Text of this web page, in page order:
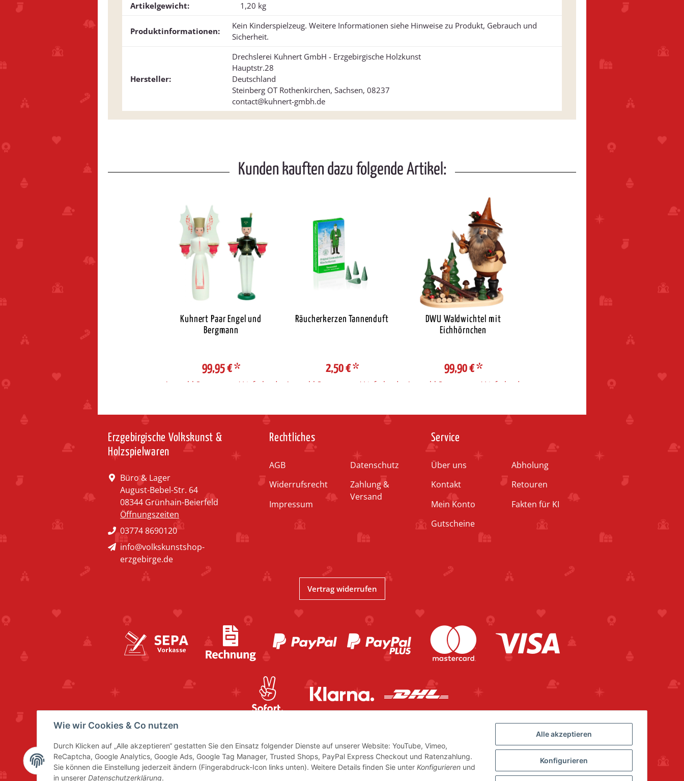
Artikelgewicht: 1,20 kg
Produktinformationen:
Kein Kinderspielzeug. Weitere Informationen siehe Hinweise zu Produkt, Gebrauch und
Sicherheit.
Hersteller:
Drechslerei Kuhnert GmbH - Erzgebirgische Holzkunst
Hauptstr.28
Deutschland
Steinberg OT Rothenkirchen, Sachsen, 08237
contact@kuhnert-gmbh.de
Kunden kauften dazu folgende Artikel:
Kuhnert Paar Engel und
Bergmann
99,95 €*
Auswahl Steuerzone / Lieferland
Räucherkerzen Tannenduft
2,50 €*
Auswahl Steuerzone / Lieferland
DWU Waldwichtel mit
Eichhörnchen
99,90 €*
Auswahl Steuerzone / Lieferland
Erzgebirgische Volkskunst &
Holzspielwaren
Büro & Lager
August-Bebel-Str. 64
08344 Grünhain-Beierfeld
Öffnungszeiten
03774 8690120
info@volkskunstshop-
erzgebirge.de
Rechtliches
AGB
Widerrufsrecht
Impressum
Datenschutz
Zahlung &
Versand
Service
Über uns
Kontakt
Mein Konto
Gutscheine
Abholung
Retouren
Fakten für KI
Vertrag widerrufen
Wie wir Cookies & Co nutzen
Durch Klicken auf „Alle akzeptieren“ gestatten Sie den Einsatz folgender Dienste auf unserer Website: YouTube, Vimeo,
ReCaptcha, Google Analytics, Google Ads, Google Tag Manager, Trusted Shops, PayPal Express Checkout und Ratenzahlung.
Sie können die Einstellung jederzeit ändern (Fingerabdruck-Icon links unten). Weitere Details finden Sie unter Konfigurieren und
in unserer Datenschutzerklärung.
Alle akzeptieren
Konfigurieren